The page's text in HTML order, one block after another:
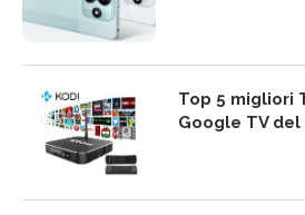
Top 5 migliori
Google TV del